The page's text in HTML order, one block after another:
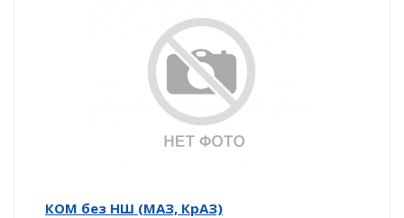
КОМ без НШ (МАЗ, КрАЗ)